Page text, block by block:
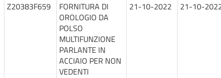
Z20383F659
FORNITURA DI
OROLOGIO DA
POLSO
MULTIFUNZIONE
PARLANTE IN
ACCIAIO PER NON
VEDENTI
21-10-2022 21-10-